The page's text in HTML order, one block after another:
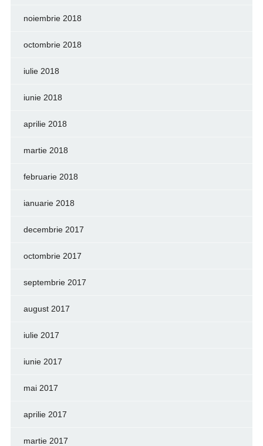
noiembrie 2018
octombrie 2018
iulie 2018
iunie 2018
aprilie 2018
martie 2018
februarie 2018
ianuarie 2018
decembrie 2017
octombrie 2017
septembrie 2017
august 2017
iulie 2017
iunie 2017
mai 2017
aprilie 2017
martie 2017